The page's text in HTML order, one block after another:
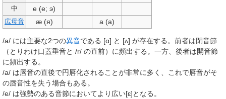
中 e (е; э)
広母音 æ (я) a (а)
/a/ には主要な2つの異音である [ɑ] と [ʌ] が存在する。前者は閉音節
（とりわけ口蓋垂音と /r/ の直前）に頻出する。一方、後者は開音節
に頻出する。
/a/ は唇音の直後で円唇化されることが非常に多く、これで唇音がそ
の唇音性を失う場合もある。
/e/ は強勢のある音節においてより広い[ɛ]となる。